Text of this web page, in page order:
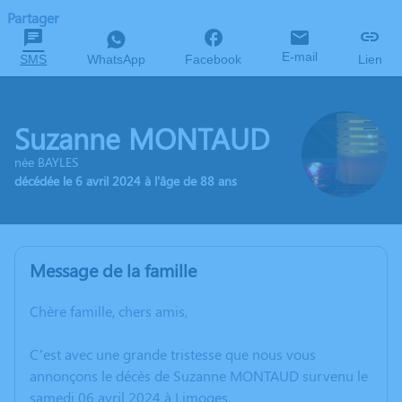
Partager
SMS WhatsApp Facebook E-mail Lien
Suzanne MONTAUD
née BAYLES
décédée le 6 avril 2024 à l'âge de 88 ans
Message de la famille
Chère famille, chers amis,
C’est avec une grande tristesse que nous vous
annonçons le décès de Suzanne MONTAUD survenu le
samedi 06 avril 2024 à Limoges.